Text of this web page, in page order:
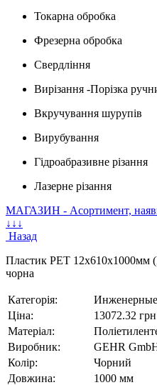
Токарна обробка
Фрезерна обробка
Свердління
Вирізання -Порізка
Вкручування шурупів
Вирубування
Гідроабразивне різання
Лазерне різання
МАГАЗИН - Асортимент,
↓↓↓
Назад
Пластик PET 12x610x1000мм
чорна
Категорія:
Инженерные
Ціна:
13072.32 грн
Матеріал:
Виробник:
GEHR
Колір:
Чорний
Довжина:
1000 мм